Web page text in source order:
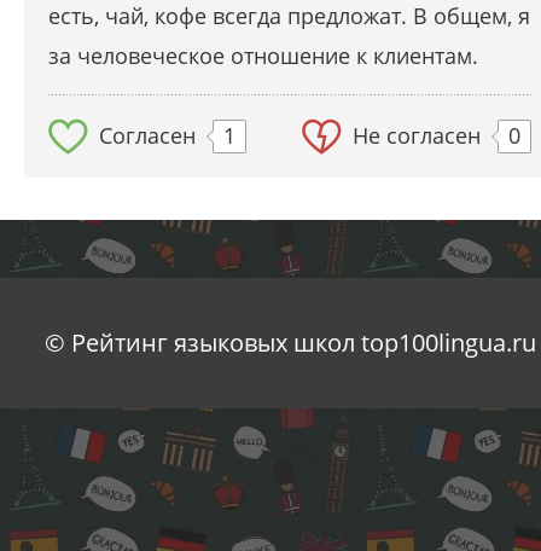
есть, чай, кофе всегда предложат. В общем, я
за человеческое отношение к клиентам.
Согласен 1 Не согласен 0
© Рейтинг языковых школ top100lingua.ru